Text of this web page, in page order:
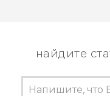
найдите